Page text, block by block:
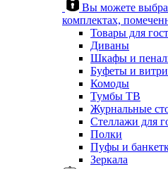
Вы можете
комплектах,
Товары для
Диваны
Шкафы и
Буфеты и
Комоды
Тумбы ТВ
Журнальные
Стеллажи для
Полки
Пуфы и
Зеркала